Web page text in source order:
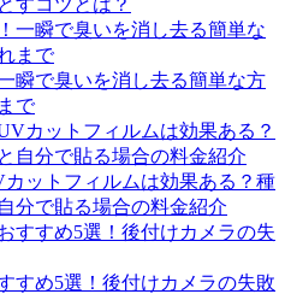
瞬で臭いを消し去る簡単な方
で
カットフィルムは効果ある？種
分で貼る場合の料金紹介
すめ5選！後付けカメラの失敗